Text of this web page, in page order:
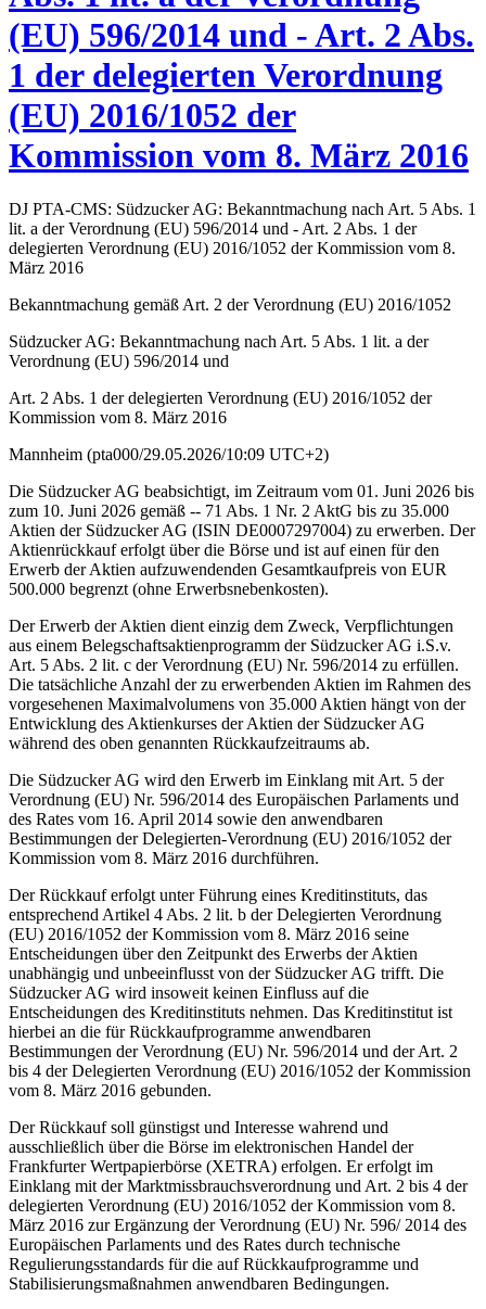
(EU) 596/2014 und - Art. 2 Abs.
1 der delegierten Verordnung
(EU) 2016/1052 der
Kommission vom 8. März 2016
DJ PTA-CMS: Südzucker AG: Bekanntmachung nach Art. 5 Abs. 1
lit. a der Verordnung (EU) 596/2014 und - Art. 2 Abs. 1 der
delegierten Verordnung (EU) 2016/1052 der Kommission vom 8.
März 2016
Bekanntmachung gemäß Art. 2 der Verordnung (EU) 2016/1052
Südzucker AG: Bekanntmachung nach Art. 5 Abs. 1 lit. a der
Verordnung (EU) 596/2014 und
Art. 2 Abs. 1 der delegierten Verordnung (EU) 2016/1052 der
Kommission vom 8. März 2016
Mannheim (pta000/29.05.2026/10:09 UTC+2)
Die Südzucker AG beabsichtigt, im Zeitraum vom 01. Juni 2026 bis
zum 10. Juni 2026 gemäß -- 71 Abs. 1 Nr. 2 AktG bis zu 35.000
Aktien der Südzucker AG (ISIN DE0007297004) zu erwerben. Der
Aktienrückkauf erfolgt über die Börse und ist auf einen für den
Erwerb der Aktien aufzuwendenden Gesamtkaufpreis von EUR
500.000 begrenzt (ohne Erwerbsnebenkosten).
Der Erwerb der Aktien dient einzig dem Zweck, Verpflichtungen
aus einem Belegschaftsaktienprogramm der Südzucker AG i.S.v.
Art. 5 Abs. 2 lit. c der Verordnung (EU) Nr. 596/2014 zu erfüllen.
Die tatsächliche Anzahl der zu erwerbenden Aktien im Rahmen des
vorgesehenen Maximalvolumens von 35.000 Aktien hängt von der
Entwicklung des Aktienkurses der Aktien der Südzucker AG
während des oben genannten Rückkaufzeitraums ab.
Die Südzucker AG wird den Erwerb im Einklang mit Art. 5 der
Verordnung (EU) Nr. 596/2014 des Europäischen Parlaments und
des Rates vom 16. April 2014 sowie den anwendbaren
Bestimmungen der Delegierten-Verordnung (EU) 2016/1052 der
Kommission vom 8. März 2016 durchführen.
Der Rückkauf erfolgt unter Führung eines Kreditinstituts, das
entsprechend Artikel 4 Abs. 2 lit. b der Delegierten Verordnung
(EU) 2016/1052 der Kommission vom 8. März 2016 seine
Entscheidungen über den Zeitpunkt des Erwerbs der Aktien
unabhängig und unbeeinflusst von der Südzucker AG trifft. Die
Südzucker AG wird insoweit keinen Einfluss auf die
Entscheidungen des Kreditinstituts nehmen. Das Kreditinstitut ist
hierbei an die für Rückkaufprogramme anwendbaren
Bestimmungen der Verordnung (EU) Nr. 596/2014 und der Art. 2
bis 4 der Delegierten Verordnung (EU) 2016/1052 der Kommission
vom 8. März 2016 gebunden.
Der Rückkauf soll günstigst und Interesse wahrend und
ausschließlich über die Börse im elektronischen Handel der
Frankfurter Wertpapierbörse (XETRA) erfolgen. Er erfolgt im
Einklang mit der Marktmissbrauchsverordnung und Art. 2 bis 4 der
delegierten Verordnung (EU) 2016/1052 der Kommission vom 8.
März 2016 zur Ergänzung der Verordnung (EU) Nr. 596/ 2014 des
Europäischen Parlaments und des Rates durch technische
Regulierungsstandards für die auf Rückkaufprogramme und
Stabilisierungsmaßnahmen anwendbaren Bedingungen.